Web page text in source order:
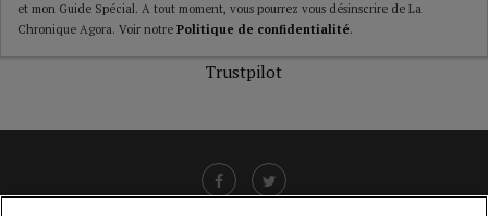
et mon Guide Spécial. A tout moment, vous pourrez vous désinscrire de La
Chronique Agora. Voir notre Politique de confidentialité.
Trustpilot